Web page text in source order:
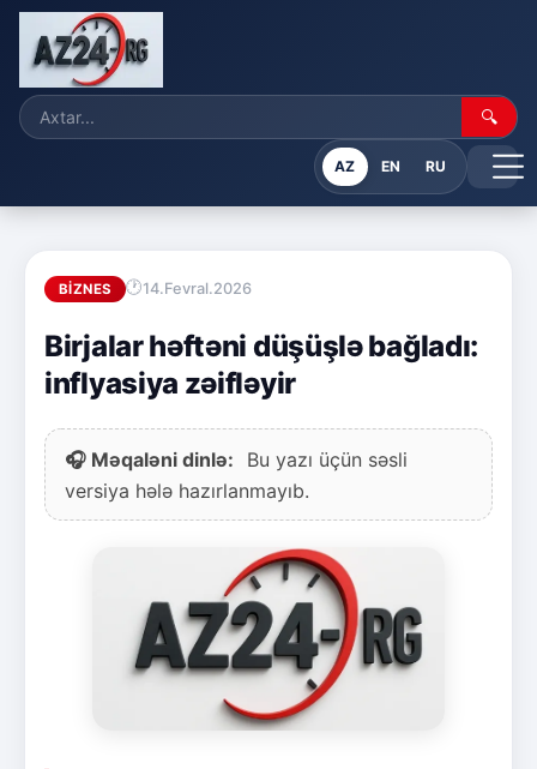
🔍
AZ EN RU
BIZNES 14.Fevral.2026
Birjalar həftəni düşüşlə bağladı:
inflyasiya zəifləyir
🎧 Məqaləni dinlə:
Bu yazı üçün səsli
versiya hələ hazırlanmayıb.